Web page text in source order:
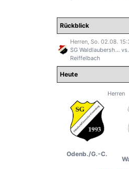
Rückblick
Herren, So. 02.08.
SG Waldlaubersh... vs.
Reiffelbach
Heute
Herren
Odenb./G.-C.